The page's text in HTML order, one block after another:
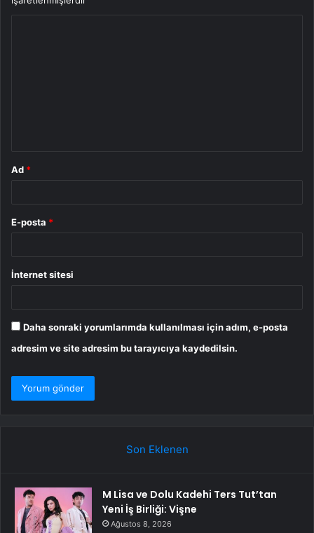
Ad *
E-posta *
İnternet sitesi
Daha sonraki yorumlarımda kullanılması için adım, e-posta
adresim ve site adresim bu tarayıcıya kaydedilsin.
Son Eklenen
M Lisa ve Dolu Kadehi Ters Tut’tan
Yeni İş Birliği: Vişne
Ağustos 8, 2026